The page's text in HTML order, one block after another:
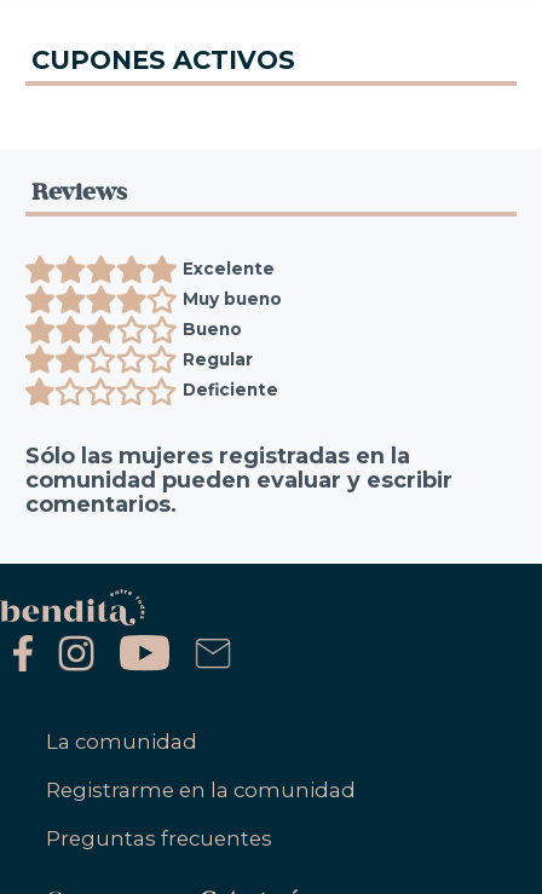
Reviews
Excelente
Muy bueno
Bueno
Regular
Deficiente
Sólo las mujeres registradas en la
comunidad pueden evaluar y escribir
comentarios.
CUPONES ACTIVOS
La comunidad
Registrarme en la comunidad
Preguntas frecuentes